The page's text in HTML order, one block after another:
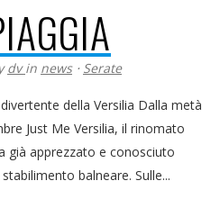
dvin news⋅ Serate
della Versilia Dalla metà
Just Me Versilia, il rinomato
già apprezzato e conosciuto
balneare. Sulle...